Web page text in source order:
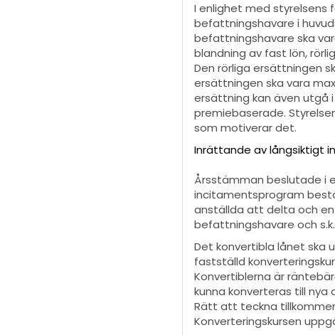
I enlighet med styrelsens
befattningshavare i
befattningshavare ska
blandning av fast lön,
Den rörliga ersättningen
ersättningen ska vara
ersättning kan även utgå
premiebaserade.
som motiverar det.
Inrättande av långsiktigt
Årsstämman beslutade i
incitamentsprogram
anställda att delta och
befattningshavare och
Det konvertibla lånet ska
fastställd
Konvertiblerna är
kunna konverteras till nya
Rätt att teckna
Konverteringskursen